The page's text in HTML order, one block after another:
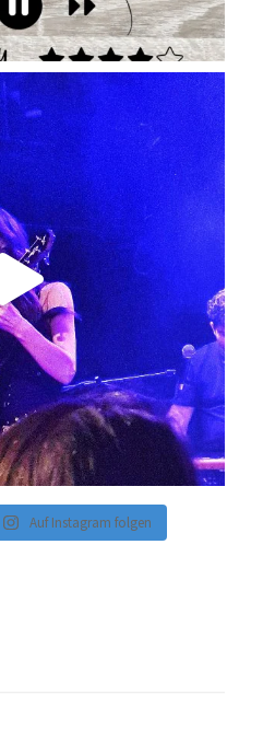
Auf Instagram folgen